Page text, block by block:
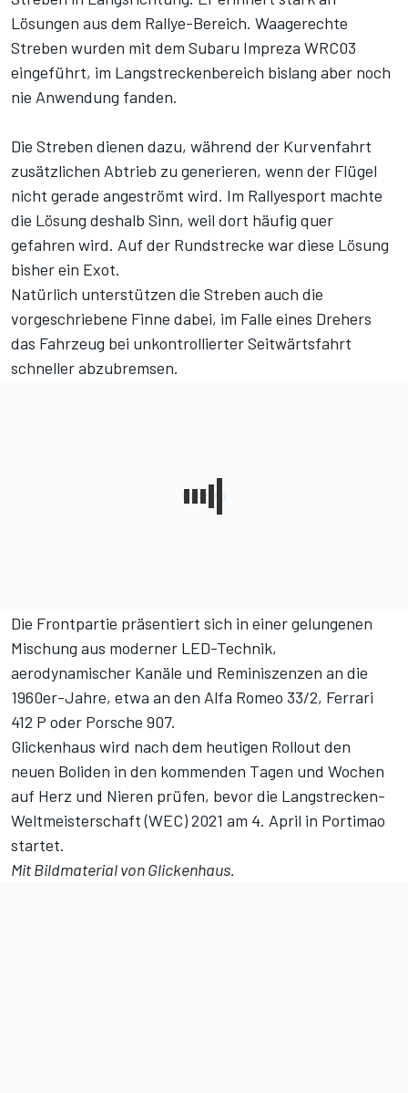
Lösungen aus dem Rallye-Bereich. Waagerechte
Streben wurden mit dem Subaru Impreza WRC03
eingeführt, im Langstreckenbereich bislang aber noch
nie Anwendung fanden.
Die Streben dienen dazu, während der Kurvenfahrt
zusätzlichen Abtrieb zu generieren, wenn der Flügel
nicht gerade angeströmt wird. Im Rallyesport machte
die Lösung deshalb Sinn, weil dort häufig quer
gefahren wird. Auf der Rundstrecke war diese Lösung
bisher ein Exot.
Natürlich unterstützen die Streben auch die
vorgeschriebene Finne dabei, im Falle eines Drehers
das Fahrzeug bei unkontrollierter Seitwärtsfahrt
schneller abzubremsen.
Die Frontpartie präsentiert sich in einer gelungenen
Mischung aus moderner LED-Technik,
aerodynamischer Kanäle und Reminiszenzen an die
1960er-Jahre, etwa an den Alfa Romeo 33/2, Ferrari
412 P oder Porsche 907.
Glickenhaus wird nach dem heutigen Rollout den
neuen Boliden in den kommenden Tagen und Wochen
auf Herz und Nieren prüfen, bevor die Langstrecken-
Weltmeisterschaft (WEC) 2021 am 4. April in Portimao
startet.
Mit Bildmaterial von Glickenhaus.